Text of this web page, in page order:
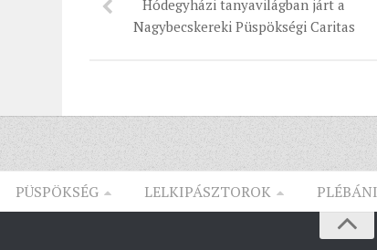
Hódegyházi tanyavilágban járt a
Nagybecskereki Püspökségi Caritas
PÜSPÖKSÉG LELKIPÁSZTOROK